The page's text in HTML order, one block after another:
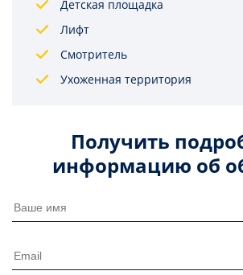
Детская площадка
Лифт
Смотритель
Ухоженная территория
Получить
информацию об